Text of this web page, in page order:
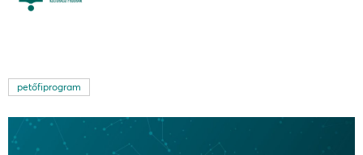
petőfiprogram